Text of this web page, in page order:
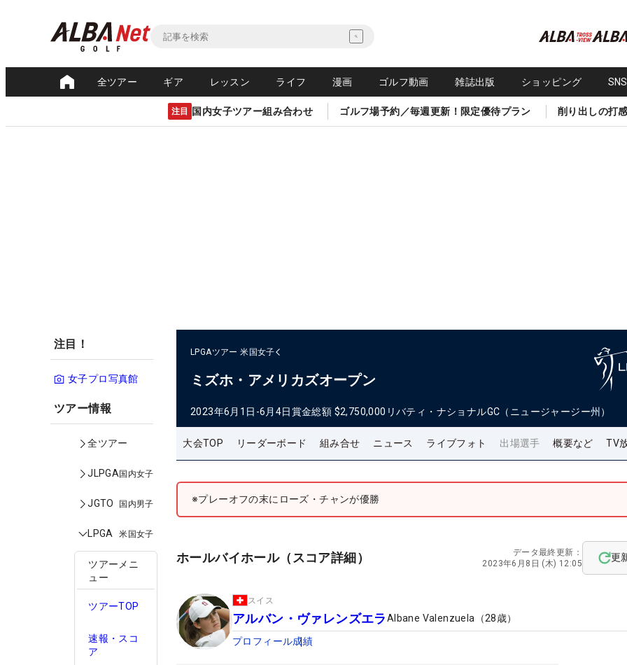
全ツアー ギア レッスン ライフ 漫画 ゴルフ動画 雑誌出版 ショッピング
注目 国内女子ツアー組み合わせ ゴルフ場予約／毎週更新！限定優待プラン 削り出しの打
注目！
女子プロ写真館
ツアー情報
全ツアー
JLPGA国内女子
JGTO 国内男子
LPGA 米国女子
ツアーメニ
ュー
ツアーTOP
速報・スコ
ア
LPGAツアー 米国女子
ミズホ・アメリカズオープン
2023年6月1日-6月4日賞金総額 $2,750,000 リバティ・ナショナルGC（ニュージャージー州）
大会TOP リーダーボード 組み合せ ニュース ライブフォト 出場選手 概要など TV
※プレーオフの末にローズ・チャンが優勝
ホールバイホール（スコア詳細）
データ最終更新：
2023年6月8日 (木) 12:05
更
スイス
アルバン・ヴァレンズエラAlbane Valenzuela （28歳）
プロフィール成績